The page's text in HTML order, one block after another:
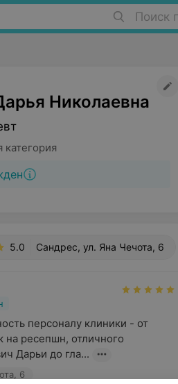
Поиск
Николаевна
5.0 Сандрес, ул. Яна Чечота, 6
персоналу клиники - от
на ресепшн, отличного
Дарьи до гла...
6